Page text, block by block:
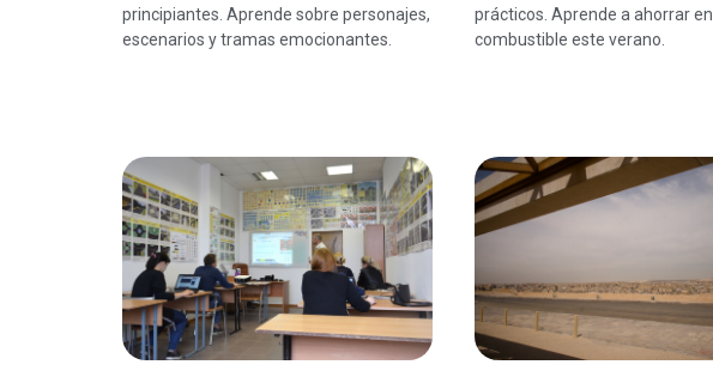
principiantes. Aprende sobre personajes,
escenarios y tramas emocionantes.
prácticos. Aprende a ahorrar en
combustible este verano.